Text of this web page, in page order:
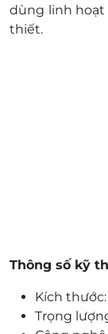
dùng linh hoạt
thiết.
Thông số kỹ
Kích thước:
Trọng